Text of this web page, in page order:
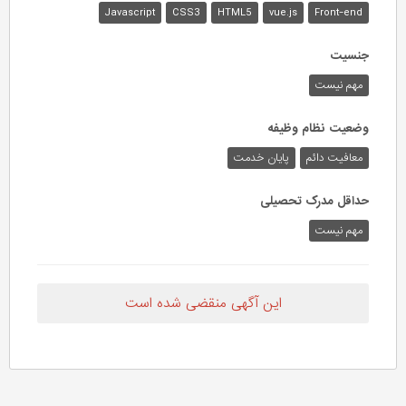
Front-end
vue.js
HTML5
CSS3
Javascript
جنسیت
مهم نیست
وضعیت نظام وظیفه
معافیت دائم پایان خدمت
حداقل مدرک تحصیلی
مهم نیست
این آگهی منقضی شده است